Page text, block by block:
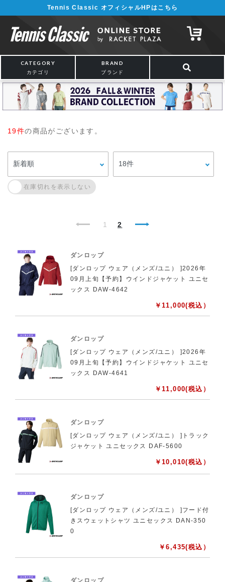
Tennis Classic オフィシャルHPはこちら
CATEGORY
カテゴリ
BRAND
ブランド
19件の商品がございます。
1 2
ダンロップ
[ダンロップ ウェア（メンズ/ユニ） ]2026年
09月上旬【予約】ウインドジャケット ユニセ
ックス DAW-4642
￥ 11,000(税込）
ダンロップ
[ダンロップ ウェア（メンズ/ユニ） ]2026年
09月上旬【予約】ウインドジャケット ユニセ
ックス DAW-4641
￥ 11,000(税込）
ダンロップ
[ダンロップ ウェア（メンズ/ユニ） ]トラック
ジャケット ユニセックス DAF-5600
￥ 10,010(税込）
ダンロップ
[ダンロップ ウェア（メンズ/ユニ） ]フード付
きスウェットシャツ ユニセックス DAN-350
0
￥6,435(税込）
ダンロップ